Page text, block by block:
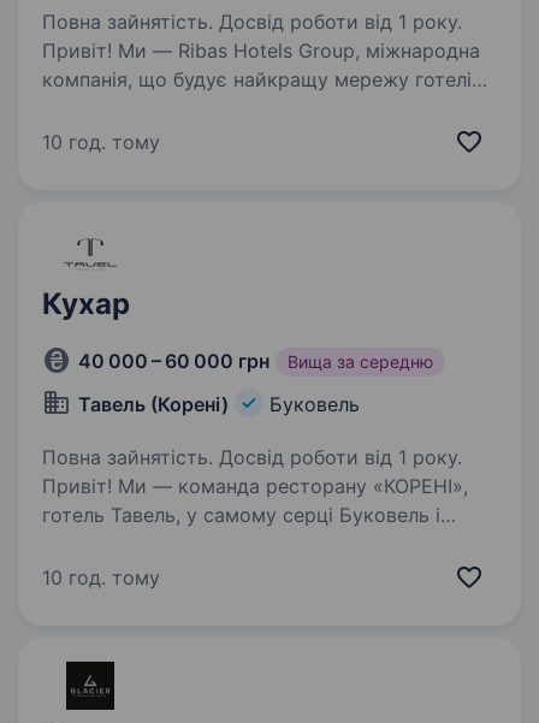
Повна зайнятість. Досвід роботи від 1 року.
Привіт! Ми — Ribas Hotels Group, міжнародна
компанія, що будує найкращу мережу готелів і
сервісом світового рівня. Наші проєкти —
10 год. тому
Кухар
40 000 – 60 000 грн Вища за середню
Тавель (Корені) Буковель
Повна зайнятість. Досвід роботи від 1 року.
Привіт! Ми — команда ресторану «КОРЕНІ»,
готель Тавель, у самому серці Буковель і
кухарів, які люблять свою справу та хочуть
10 год. тому